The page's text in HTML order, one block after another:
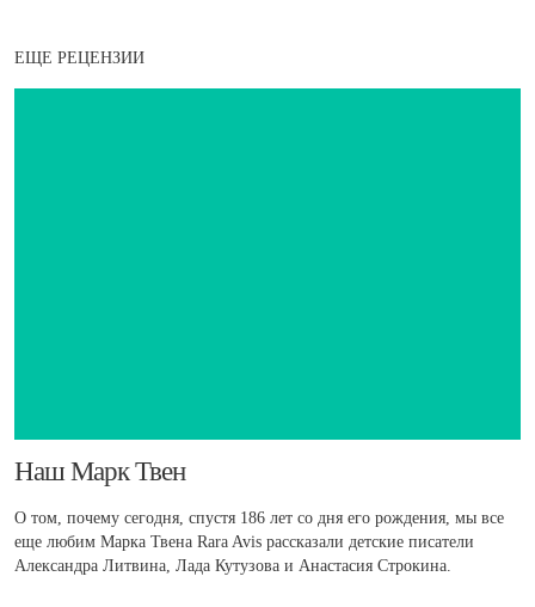
ЕЩЕ РЕЦЕНЗИИ
​Наш Марк Твен
О том, почему сегодня, спустя 186 лет со дня его рождения, мы все
еще любим Марка Твена Rara Avis рассказали детские писатели
Александра Литвина, Лада Кутузова и Анастасия Строкина.